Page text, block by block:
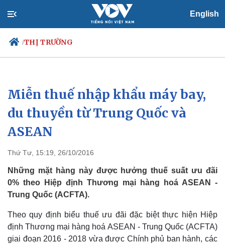
English
/THỊ TRƯỜNG
Chính trị
Đảng
Tổ chức nhân sự
Quốc hội
Xã hội
Tin 24h
Dự báo thời tiết
Miễn thuế nhập khẩu máy bay,
du thuyền từ Trung Quốc và
ASEAN
Thứ Tư, 15:19, 26/10/2016
Những mặt hàng này được hưởng thuế suất ưu đãi
0% theo Hiệp định Thương mại hàng hoá ASEAN -
Trung Quốc (ACFTA).
Theo quy định biểu thuế ưu đãi đặc biệt thực hiện Hiệp
định Thương mại hàng hoá ASEAN - Trung Quốc (ACFTA)
giai đoạn 2016 - 2018 vừa được Chính phủ ban hành, các